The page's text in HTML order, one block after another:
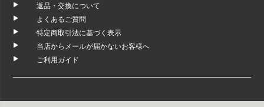
返品・交換について
よくあるご質問
特定商取引法に基づく表示
当店からメールが届かないお客様へ
ご利用ガイド